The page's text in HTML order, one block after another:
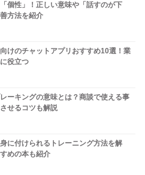
個性」！正しい意味や「話すのが下
方法を紹介
けのチャットアプリおすすめ10選！業
役立つ
ーキングの意味とは？商談で使える事
せるコツも解説
に付けられるトレーニング方法を解
めの本も紹介